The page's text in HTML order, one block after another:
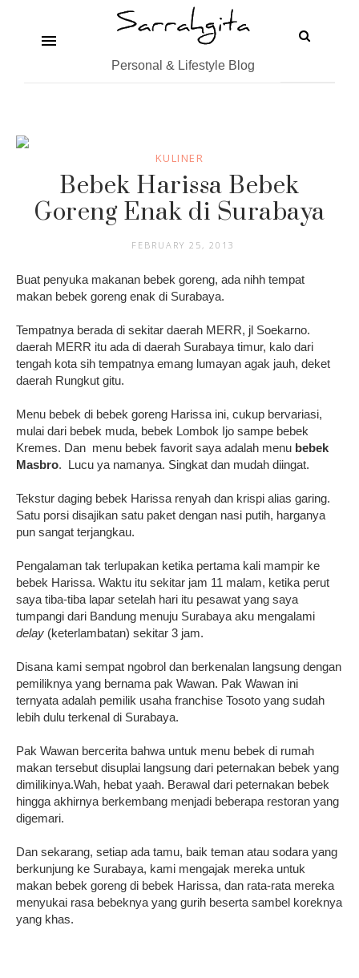
Personal & Lifestyle Blog
KULINER
Bebek Harissa Bebek
Goreng Enak di Surabaya
FEBRUARY 25, 2013
Buat penyuka makanan bebek goreng, ada nihh tempat
makan bebek goreng enak di Surabaya.
Tempatnya berada di sekitar daerah MERR, jl Soekarno.
daerah MERR itu ada di daerah Surabaya timur, kalo dari
tengah kota sih tempatnya emang lumayan agak jauh, deket
daerah Rungkut gitu.
Menu bebek di bebek goreng Harissa ini, cukup bervariasi,
mulai dari bebek muda, bebek Lombok Ijo sampe bebek
Kremes. Dan menu bebek favorit saya adalah menu bebek
Masbro. Lucu ya namanya. Singkat dan mudah diingat.
Tekstur daging bebek Harissa renyah dan krispi alias garing.
Satu porsi disajikan satu paket dengan nasi putih, harganya
pun sangat terjangkau.
Pengalaman tak terlupakan ketika pertama kali mampir ke
bebek Harissa. Waktu itu sekitar jam 11 malam, ketika perut
saya tiba-tiba lapar setelah hari itu pesawat yang saya
tumpangi dari Bandung menuju Surabaya aku mengalami
delay (keterlambatan) sekitar 3 jam.
Disana kami sempat ngobrol dan berkenalan langsung dengan
pemiliknya yang bernama pak Wawan. Pak Wawan ini
ternyata adalah pemilik usaha franchise Tosoto yang sudah
lebih dulu terkenal di Surabaya.
Pak Wawan bercerita bahwa untuk menu bebek di rumah
makan tersebut disuplai langsung dari peternakan bebek yang
dimilikinya.Wah, hebat yaah. Berawal dari peternakan bebek
hingga akhirnya berkembang menjadi beberapa restoran yang
digemari.
Dan sekarang, setiap ada tamu, baik teman atau sodara yang
berkunjung ke Surabaya, kami mengajak mereka untuk
makan bebek goreng di bebek Harissa, dan rata-rata mereka
menyukai rasa bebeknya yang gurih beserta sambel koreknya
yang khas.